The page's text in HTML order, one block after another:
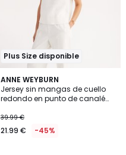
Plus Size disponible
ANNE WEYBURN
Jersey sin mangas de cuello
redondo en punto de canalé
39.99 €
21.99 € -45%
5
/
5
2
Colores